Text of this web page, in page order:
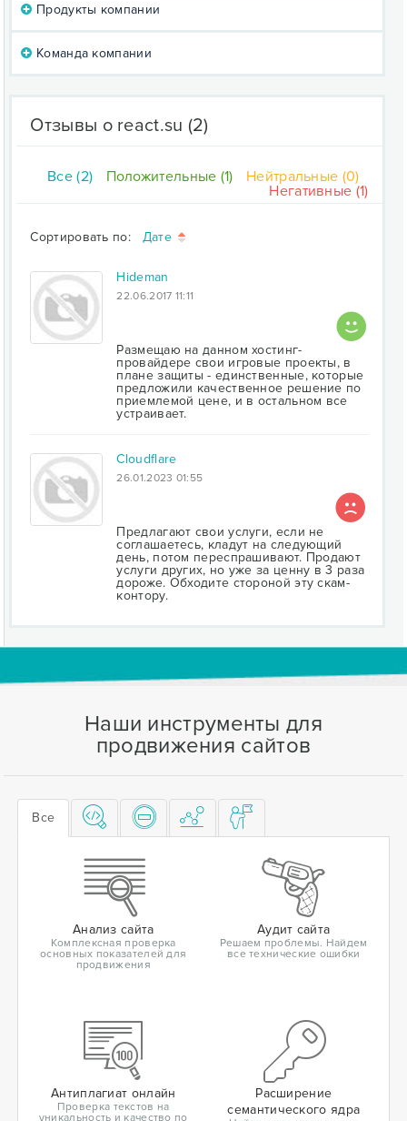
Продукты компании
Команда компании
Отзывы о react.su (2)
Все (2) Положительные (1)
Нейтральные (0)
Негативные (1)
Сортировать по: Дате
Hideman
22.06.2017 11:11
Размещаю на данном хостинг-
провайдере свои игровые проекты, в
плане защиты - единственные, которые
предложили качественное решение по
приемлемой цене, и в остальном все
устраивает.
Cloudflare
26.01.2023 01:55
Предлагают свои услуги, если не
соглашаетесь, кладут на следующий
день, потом переспрашивают. Продают
услуги других, но уже за ценну в 3 раза
дороже. Обходите стороной эту скам-
контору.
Наши инструменты для
продвижения сайтов
Все
Анализ сайта
Комплексная проверка
основных показателей для
продвижения
Аудит сайта
Решаем проблемы. Найдем
все технические ошибки
Антиплагиат онлайн
Проверка текстов на
уникальность и качество по
Расширение
семантического ядра